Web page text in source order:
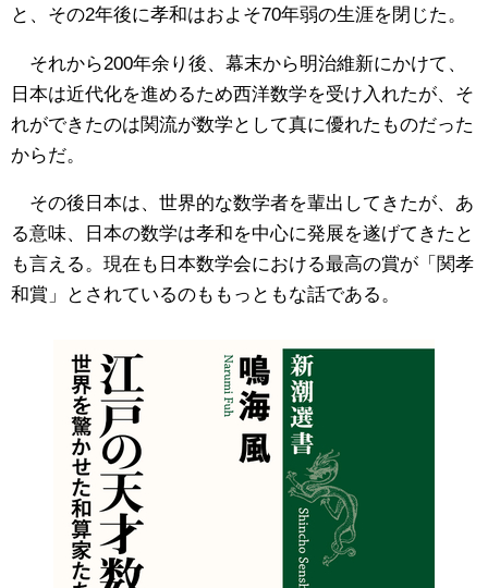
と、その2年後に孝和はおよそ70年弱の生涯を閉じた。
それから200年余り後、幕末から明治維新にかけて、
日本は近代化を進めるため西洋数学を受け入れたが、そ
れができたのは関流が数学として真に優れたものだった
からだ。
その後日本は、世界的な数学者を輩出してきたが、あ
る意味、日本の数学は孝和を中心に発展を遂げてきたと
も言える。現在も日本数学会における最高の賞が「関孝
和賞」とされているのももっともな話である。